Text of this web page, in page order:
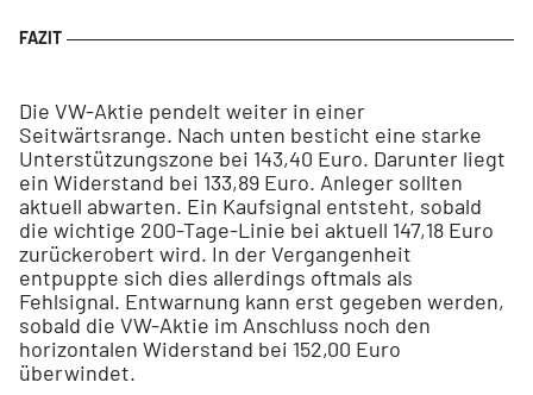
Die VW-Aktie pendelt weiter in einer
Seitwärtsrange. Nach unten besticht eine starke
Unterstützungszone bei 143,40 Euro. Darunter liegt
ein Widerstand bei 133,89 Euro. Anleger sollten
aktuell abwarten. Ein Kaufsignal entsteht, sobald
die wichtige 200-Tage-Linie bei aktuell 147,18 Euro
zurückerobert wird. In der Vergangenheit
entpuppte sich dies allerdings oftmals als
Fehlsignal. Entwarnung kann erst gegeben werden,
sobald die VW-Aktie im Anschluss noch den
horizontalen Widerstand bei 152,00 Euro
überwindet.